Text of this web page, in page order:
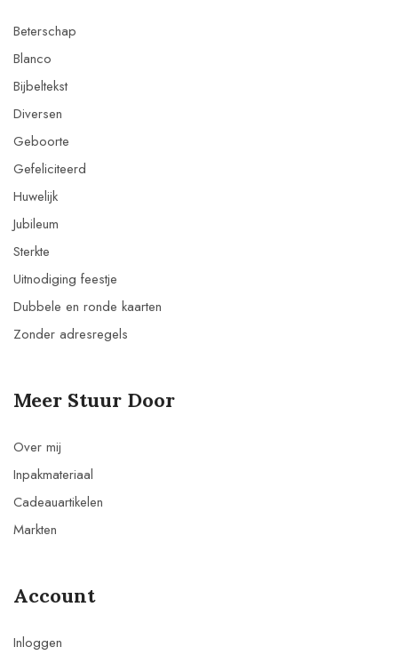
Beterschap
Blanco
Bijbeltekst
Diversen
Geboorte
Gefeliciteerd
Huwelijk
Jubileum
Sterkte
Uitnodiging feestje
Dubbele en ronde kaarten
Zonder adresregels
Meer Stuur Door
Over mij
Inpakmateriaal
Cadeauartikelen
Markten
Account
Inloggen